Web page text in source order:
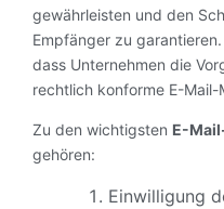
gewährleisten und den
Empfänger zu
dass Unternehmen die
rechtlich konforme E-
Zu den wichtigsten E-
gehören:
Einwilligung